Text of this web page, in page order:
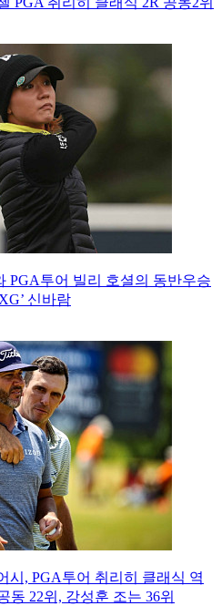
PGA투어 빌리 호셜의 동반우승
신바람
시, PGA투어 취리히 클래식 역
동 22위, 강성훈 조는 36위